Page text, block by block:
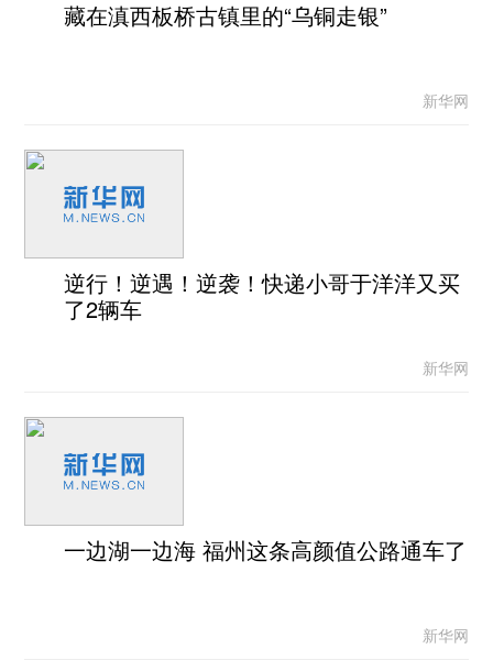
藏在滇西板桥古镇里的“乌铜走银”
新华网
逆行！逆遇！逆袭！快递小哥于洋洋又买
了2辆车
新华网
一边湖一边海 福州这条高颜值公路通车了
新华网